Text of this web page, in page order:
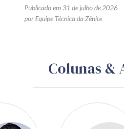
Publicado em 31 de julho de 2026
por Equipe Técnica da Zênite
Colunas &